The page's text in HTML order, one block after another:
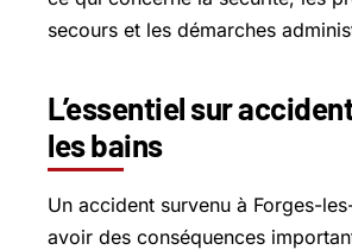
secours et les démarches
L’essentiel sur
les bains
Un accident survenu à Forges-
avoir des conséquences